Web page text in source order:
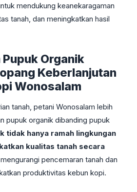
mendukung keanekaragaman
tanah, dan meningkatkan hasil
Organik
Keberlanjutan
Wonosalam
tanah, petani Wonosalam lebih
pupuk organik dibanding pupuk
tidak hanya ramah lingkungan
kualitas tanah secara
pencemaran tanah dan
produktivitas kebun kopi.